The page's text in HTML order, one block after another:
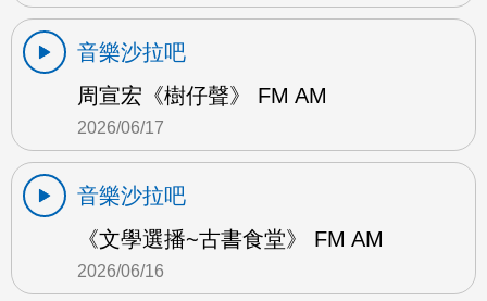
音樂沙拉吧
周宣宏《樹仔聲》 FM AM
2026/06/17
音樂沙拉吧
《文學選播~古書食堂》 FM AM
2026/06/16